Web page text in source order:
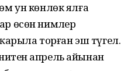
ун көнлөк ялға
өсөн нимәлер
торған эш түгел.
апрель айынан